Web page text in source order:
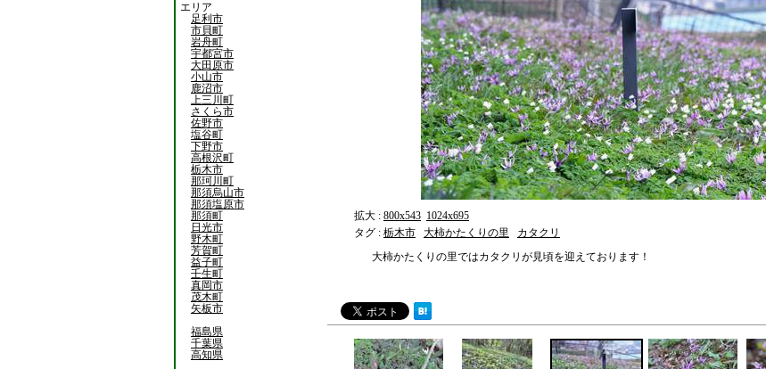
エリア
足利市
市貝町
岩舟町
宇都宮市
大田原市
小山市
鹿沼市
上三川町
さくら市
佐野市
塩谷町
下野市
高根沢町
栃木市
那珂川町
那須烏山市
那須塩原市
那須町
日光市
野木町
芳賀町
益子町
壬生町
真岡市
茂木町
矢板市
福島県
千葉県
高知県
拡大 : 800x543 1024x695
タグ : 栃木市 大柿かたくりの里
カタクリ
大柿かたくりの里ではカタクリが見頃を迎えております！